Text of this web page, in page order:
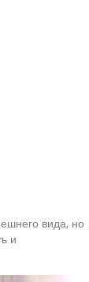
вида, но
и